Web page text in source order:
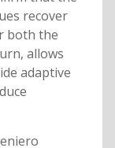
recover
both the
allows
adaptive